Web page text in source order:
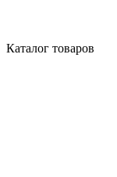
Каталог товаров